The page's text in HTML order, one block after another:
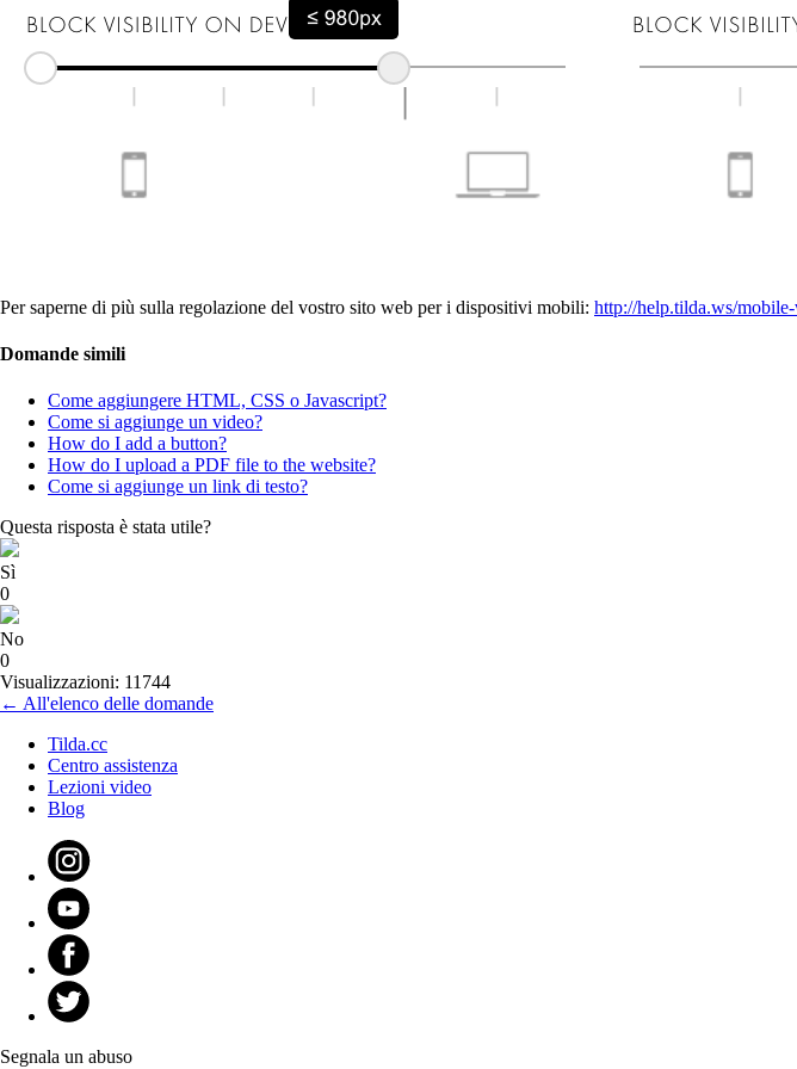
Per saperne di più sulla regolazione del vostro sito web per i dispositivi mobili: http://help.tilda.ws/
Domande simili
Come aggiungere HTML, CSS o Javascript?
Come si aggiunge un video?
How do I add a button?
How do I upload a PDF file to the website?
Come si aggiunge un link di testo?
Questa risposta è stata utile?
Sì
0
No
0
Visualizzazioni: 11744
← All'elenco delle domande
Tilda.cc
Centro assistenza
Lezioni video
Blog
Segnala un abuso